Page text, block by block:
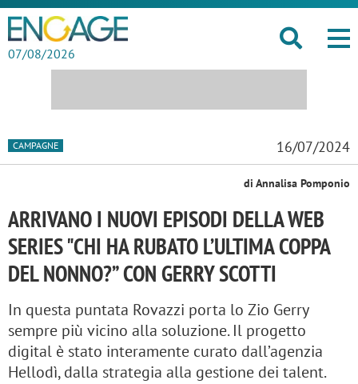
07/08/2026
CAMPAGNE 16/07/2024
di Annalisa Pomponio
ARRIVANO I NUOVI EPISODI DELLA WEB
SERIES "CHI HA RUBATO L’ULTIMA COPPA
DEL NONNO?” CON GERRY SCOTTI
In questa puntata Rovazzi porta lo Zio Gerry
sempre più vicino alla soluzione. Il progetto
digital è stato interamente curato dall’agenzia
Hellodì, dalla strategia alla gestione dei talent.